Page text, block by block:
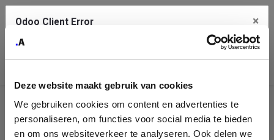
Deze website maakt gebruik van cookies
We gebruiken cookies om content en advertenties te
personaliseren, om functies voor social media te bieden
en om ons websiteverkeer te analyseren. Ook delen we
Company
Identification
Odoo Client Error ×
service.